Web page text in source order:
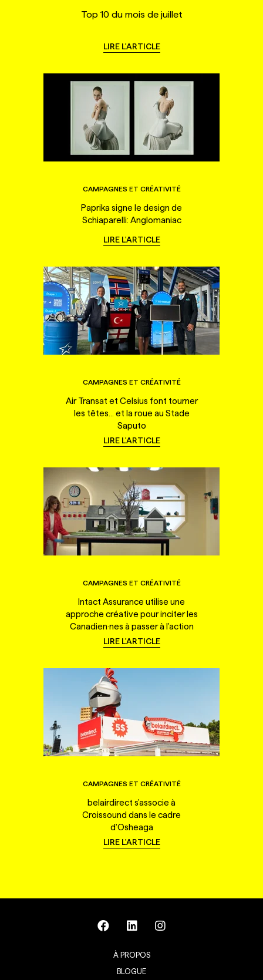
Top 10 du mois de juillet
LIRE L'ARTICLE
CAMPAGNES ET CRÉATIVITÉ
Paprika signe le design de
Schiaparelli: Anglomaniac
LIRE L'ARTICLE
CAMPAGNES ET CRÉATIVITÉ
Air Transat et Celsius font tourner
les têtes... et la roue au Stade
Saputo
LIRE L'ARTICLE
CAMPAGNES ET CRÉATIVITÉ
Intact Assurance utilise une
approche créative pour inciter les
Canadien·nes à passer à l'action
LIRE L'ARTICLE
CAMPAGNES ET CRÉATIVITÉ
belairdirect s'associe à
Croissound dans le cadre
d'Osheaga
LIRE L'ARTICLE
À PROPOS
BLOGUE